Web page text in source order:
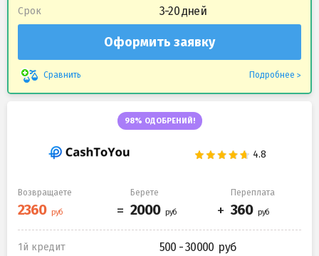
Срок 3-20 дней
Оформить заявку
Сравнить Подробнее
98% ОДОБРЕНИЙ!
Возвращаете Берете Переплата
1й кредит 500 - 30000